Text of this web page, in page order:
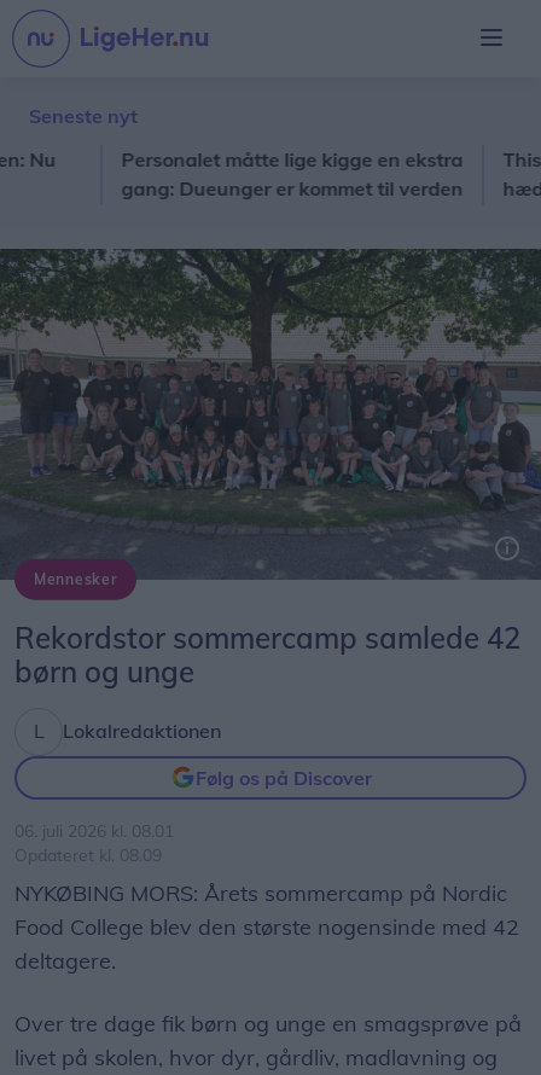
Seneste nyt
Personalet måtte lige kigge en ekstra
gang: Dueunger er kommet til verden
Thisted
Mennesker
Rekordstor sommercamp samlede 42
børn og unge
Lokalredaktionen
Følg os på Discover
06. juli 2026 kl. 08.01
Opdateret kl. 08.09
NYKØBING MORS: Årets sommercamp på Nordic
Food College blev den største nogensinde med 42
deltagere.
Over tre dage fik børn og unge en smagsprøve på
livet på skolen, hvor dyr, gårdliv, madlavning og